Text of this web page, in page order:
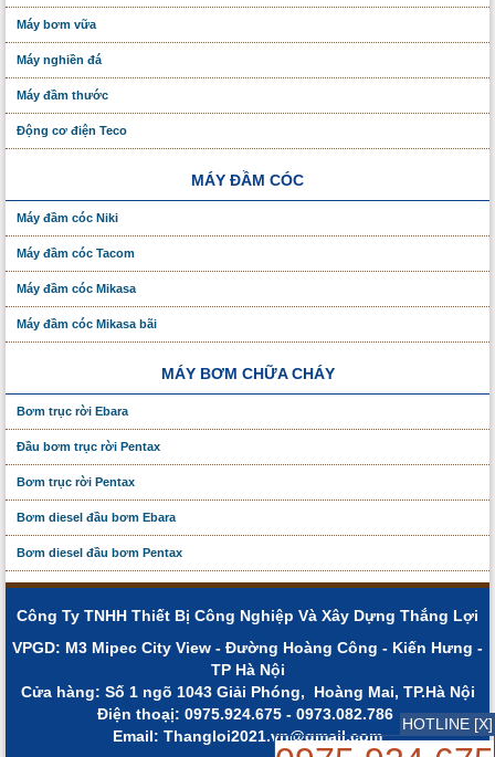
Máy bơm vữa
Máy nghiền đá
Máy đầm thước
Động cơ điện Teco
MÁY ĐẦM CÓC
Máy đầm cóc Niki
Máy đầm cóc Tacom
Máy đầm cóc Mikasa
Máy đầm cóc Mikasa bãi
MÁY BƠM CHỮA CHÁY
Bơm trục rời Ebara
Đầu bơm trục rời Pentax
Bơm trục rời Pentax
Bơm diesel đầu bơm Ebara
Bơm diesel đầu bơm Pentax
Công Ty TNHH Thiết Bị Công Nghiệp Và Xây Dựng Thắng Lợi
VPGD: M3 Mipec City View - Đường Hoàng Công - Kiến Hưng -
TP Hà Nội
Cửa hàng: Số 1 ngõ 1043 Giải Phóng, Hoàng Mai, TP.Hà Nội
Điện thoạị: 0975.924.675 - 0973.082.786
Email: Thangloi2021.vn@gmail.com
HOTLINE [X]